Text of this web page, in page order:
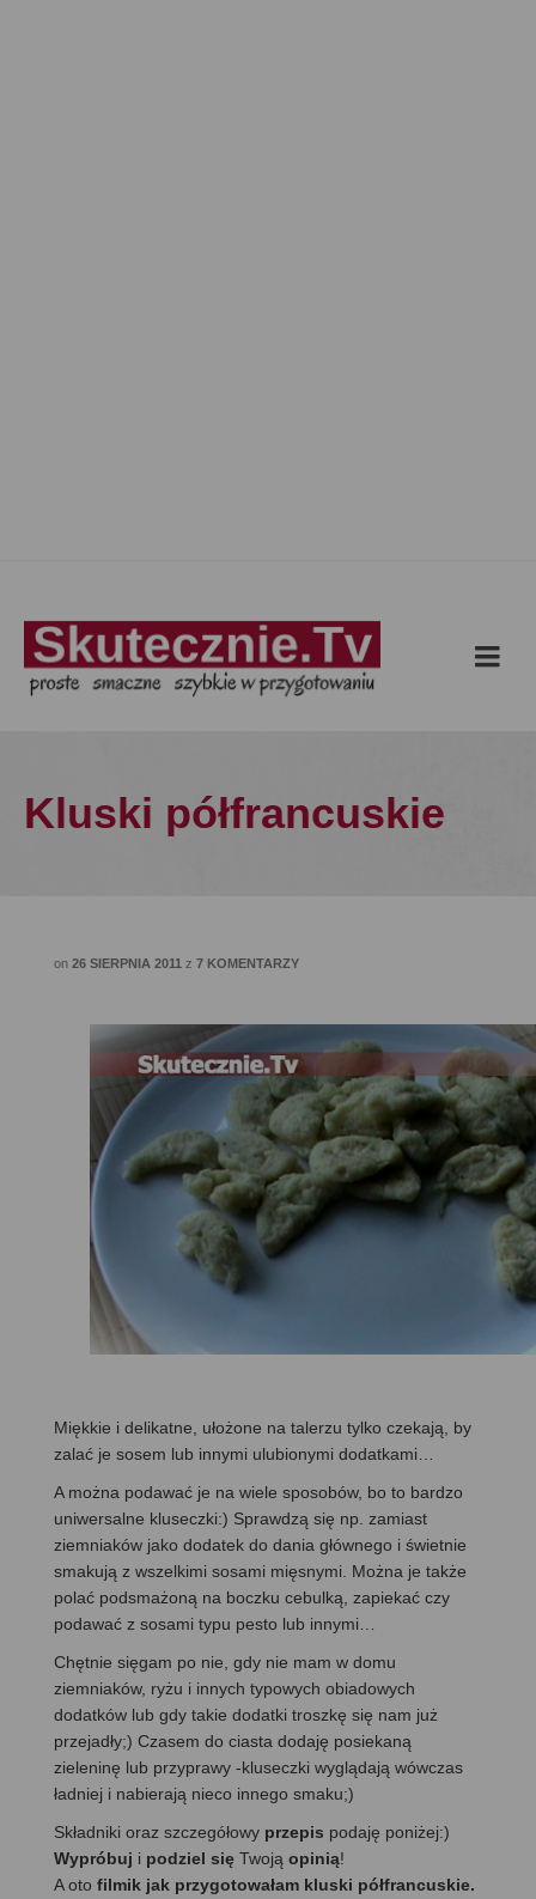
Kluski półfrancuskie
on 26 SIERPNIA 2011 z 7 KOMENTARZY
Miękkie i delikatne, ułożone na talerzu tylko czekają, by
zalać je sosem lub innymi ulubionymi dodatkami…
A można podawać je na wiele sposobów, bo to bardzo
uniwersalne kluseczki:) Sprawdzą się np. zamiast
ziemniaków jako dodatek do dania głównego i świetnie
smakują z wszelkimi sosami mięsnymi. Można je także
polać podsmażoną na boczku cebulką, zapiekać czy
podawać z sosami typu pesto lub innymi…
Chętnie sięgam po nie, gdy nie mam w domu
ziemniaków, ryżu i innych typowych obiadowych
dodatków lub gdy takie dodatki troszkę się nam już
przejadły;) Czasem do ciasta dodaję posiekaną
zieleninę lub przyprawy -kluseczki wyglądają wówczas
ładniej i nabierają nieco innego smaku;)
Składniki oraz szczegółowy przepis podaję poniżej:)
Wypróbuj i podziel się Twoją opinią!
A oto filmik jak przygotowałam kluski półfrancuskie.